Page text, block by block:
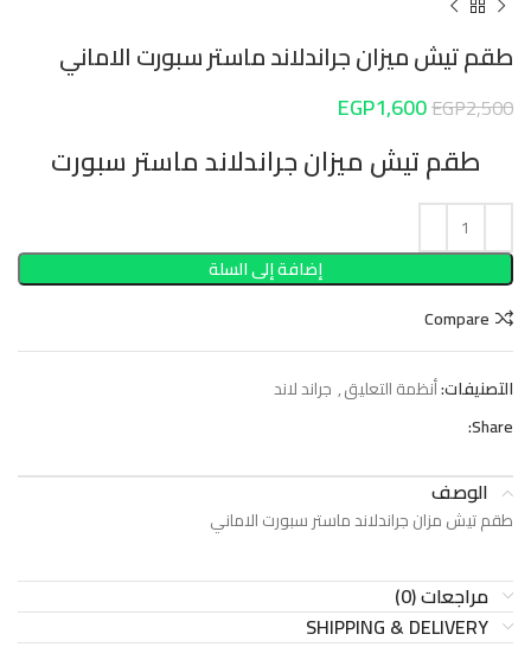
طقم تيش ميزان جراندلاند ماستر سبورت الاماني
EGP2,500
EGP1,600
طقم تيش ميزان جراندلاند ماستر سبورت
إضافة إلى السلة
Compare
التصنيفات:أنظمة التعليق, جراند لاند
Share:
الوصف
طقم تيش مزان جراندلاند ماستر سبورت الاماني
مراجعات (0)
SHIPPING & DELIVERY